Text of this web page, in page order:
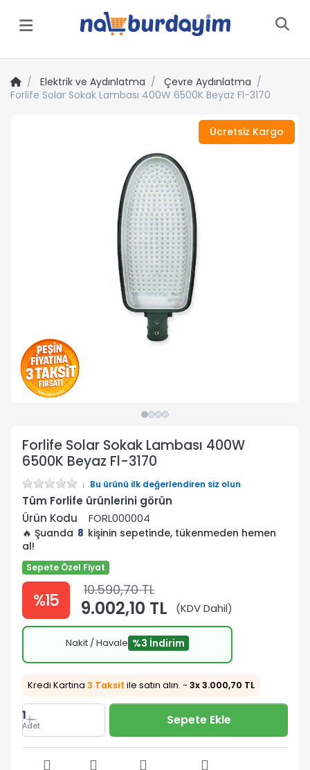
Menü
Elektrik ve Aydınlatma
Çevre Aydınlatma
Forlife Solar Sokak Lambası 400W 6500K Beyaz Fl-3170
Ücretsiz Kargo
Forlife Solar Sokak Lambası 400W
6500K Beyaz Fl-3170
Bu ürünü ilk değerlendiren siz olun
Tüm Forlife ürünlerini görün
Ürün Kodu
FORL000004
🔥 Şuanda 8 kişinin sepetinde, tükenmeden hemen
al!
Sepete Özel Fiyat
%15 10.590,70 TL
9.002,10 TL (KDV Dahil)
Nakit / Havale %3 İndirim
Kredi Kartına 3 Taksit ile satın alın. - 3x 3.000,70 TL
1
Adet Sepete Ekle